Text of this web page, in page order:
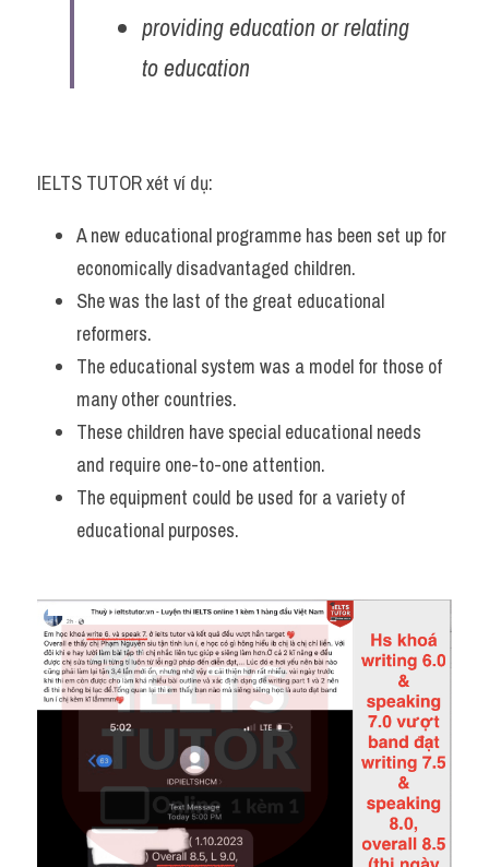
providing education or relating
to education
IELTS TUTOR xét ví dụ:
A new educational programme has been set up for
economically disadvantaged children.
She was the last of the great educational
reformers.
The educational system was a model for those of
many other countries.
These children have special educational needs
and require one-to-one attention.
The equipment could be used for a variety of
educational purposes.